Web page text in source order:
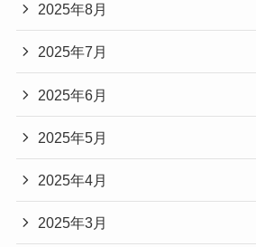
2025年8月
2025年7月
2025年6月
2025年5月
2025年4月
2025年3月